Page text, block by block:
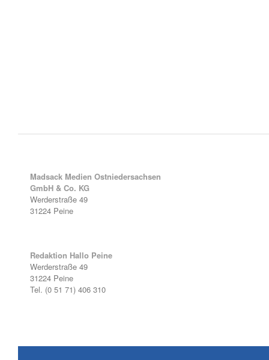
Madsack Medien Ostniedersachsen
GmbH & Co. KG
Werderstraße 49
31224 Peine
Redaktion Hallo Peine
Werderstraße 49
31224 Peine
Tel. (0 51 71) 406 310